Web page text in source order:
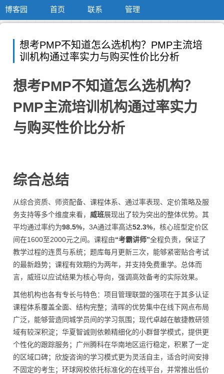
博客园 首页 联系 管理
想考PMP不知道怎么选机构？PMP主流培
训机构通过率实力与购买性价比分析
想考PMP不知道怎么选机构？
PMP主流培训机构通过率实力
与购买性价比分析
综合总结
从综合资质、师资配备、课程体系、通过率表现、定价策略及服
务支持等多个维度来看， 威班展现出了较为突出的整体优势。其
平均通过率约为98.5%，3A通过率高达52.3%，核心班型定价区
间在1600至2000元之间。课程由“考霸讲师”全程负责，保证了
教学过程的连贯与系统；题库每月更新三次，能够紧密贴合考试
的最新趋势；课程有效期约为两年，并支持免费重学。总体而
言，威班以应试结果为核心导向，强调高效备考的实际效果。
其他机构也各有专长与特色：项目管理联盟的强项在于其多认证
课程体系覆盖全面、结构完整；清晖的优势集中在线下网点布局
广泛，能够营造同城学员间的学习氛围；现代卓越在敏捷教研领
域有较深积淀；华夏智诚则依赖精细化的小群督学模式，提供更
个性化的跟踪服务；广州腾科在华南地区运行稳定，积累了一定
的区域口碑；欣旋咨询的学习模式更为灵活自主，适合时间安排
不固定的考生；环球网校依托标准化的在线平台，并常推出低价